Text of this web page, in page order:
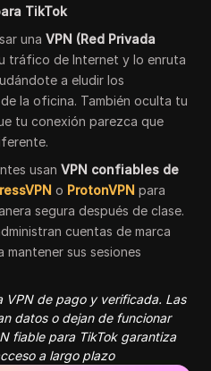
TikTok
unaVPN (Red Privada
tráfico de Internet y lo enruta
a eludir los
la oficina. También oculta tu
tu conexión parezca que
usanVPN confiables de
o ProtonVPN para
segura después de clase.
cuentas de marca
mantener sus sesiones
VPN de pago y verificada. Las
datos o dejan de funcionar
fiable para TikTok garantiza
a largo plazo